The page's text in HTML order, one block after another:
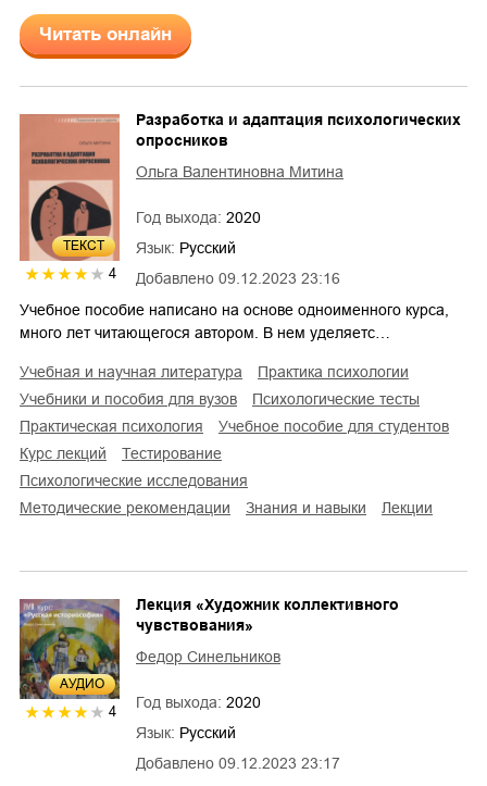
Читать онлайн
ТЕКСТ
4 Добавлено 09.12.2023 23:16
Разработка и адаптация психологических
опросников
Ольга Валентиновна Митина
Год выхода: 2020
Язык: Русский
Учебное пособие написано на основе одноименного курса,
много лет читающегося автором. В нем уделяетс…
учебная и научная литература
практика психологии
учебники и пособия для вузов
психологические тесты
практическая психология
учебное пособие для студентов
курс лекций
тестирование
психологические исследования
методические рекомендации
знания и навыки лекции
AУДИО
4
Добавлено 09.12.2023 23:17
Лекция «Художник коллективного
чувствования»
Федор Синельников
Год выхода: 2020
Язык: Русский